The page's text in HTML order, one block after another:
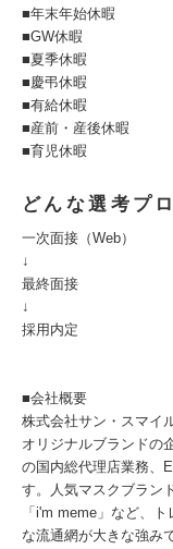
■年末年始休暇
■GW休暇
■夏季休暇
■慶弔休暇
■有給休暇
■産前・産後休暇
■育児休暇
どんな選考プ
一次面接（Web）
↓
最終面接
↓
採用内定
■会社概要
株式会社サン・スマイ
オリジナルブランドの
の国内総代理店業務、
す。人気マスクブラン
「i'm meme」など、
な流通網が大きな強み